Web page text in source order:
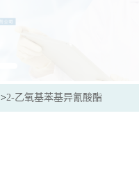
>2-乙氧基苯基异氰酸酯